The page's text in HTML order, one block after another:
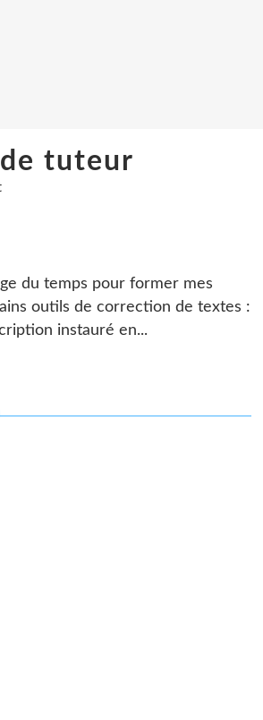
tuteur
du temps pour former mes
outils de correction de textes :
instauré en...